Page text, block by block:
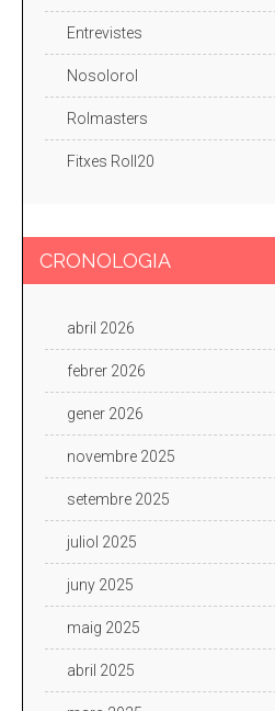
Entrevistes
Nosolorol
Rolmasters
Fitxes Roll20
CRONOLOGIA
abril 2026
febrer 2026
gener 2026
novembre 2025
setembre 2025
juliol 2025
juny 2025
maig 2025
abril 2025